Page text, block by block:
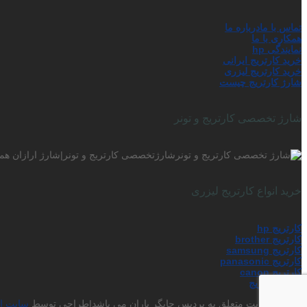
تماس با مادرباره ما
همکاری با ما
نمایندگی hp
خرید کارتریج ایرانی
خرید کارتریج لیزری
شارژ کارتریج چیست
شارژ تخصصی کارتریج و تونر
شارژتخصصی کارتریج و تونر|شارژ ارازان
خرید انواع کارتریج لیزری
کارتریج hp
کارتریج brother
کارتریج samsung
کارتریج panasonic
کارتریج canon
شارژ کارتریج
حق کپی رایت متعلق به پردیس چاپگر باران می باشد|طراحی توسط سایت